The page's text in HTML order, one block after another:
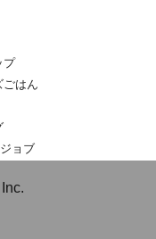
プ
ごはん
ョブ